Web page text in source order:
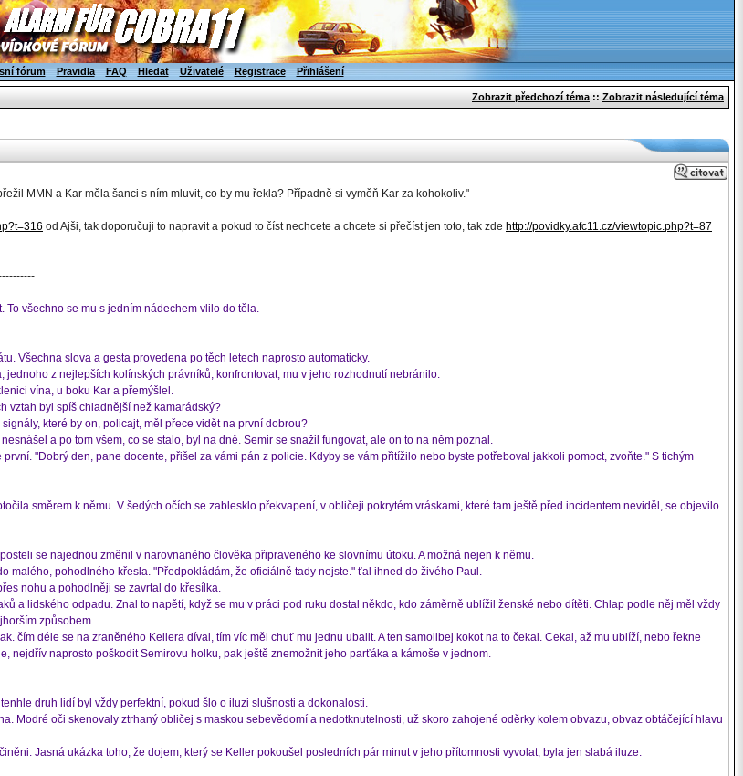
fórum Pravidla FAQ Hledat Uživatelé Registrace Přihlášení
Zobrazit předchozí téma :: Zobrazit následující téma
MMN a Kar měla šanci s ním mluvit, co by mu řekla? Případně si vyměň Kar za kohokoliv."
od Ajši, tak doporučuji to napravit a pokud to číst nechcete a chcete si přečíst jen toto, tak zde http://povidky.afc11.cz/viewtopic.php?t=87
To všechno se mu s jedním nádechem vlilo do těla.
Všechna slova a gesta provedena po těch letech naprosto automaticky.
z nejlepších kolínských právníků, konfrontovat, mu v jeho rozhodnutí nebránilo.
vína, u boku Kar a přemýšlel.
vztah byl spíš chladnější než kamarádský?
které by on, policajt, měl přece vidět na první dobrou?
a po tom všem, co se stalo, byl na dně. Semir se snažil fungovat, ale on to na něm poznal.
"Dobrý den, pane docente, přišel za vámi pán z policie. Kdyby se vám přitížilo nebo byste potřeboval jakkoli pomoct, zvoňte." S tichým
směrem k němu. V šedých očích se zablesklo překvapení, v obličeji pokrytém vráskami, které tam ještě před incidentem neviděl, se objevilo
se najednou změnil v narovnaného člověka připraveného ke slovnímu útoku. A možná nejen k němu.
malého, pohodlného křesla. "Předpokládám, že oficiálně tady nejste." ťal ihned do živého Paul.
nohu a pohodlněji se zavrtal do křesílka.
a lidského odpadu. Znal to napětí, když se mu v práci pod ruku dostal někdo, kdo záměrně ublížil ženské nebo dítěti. Chlap podle něj měl vždy
způsobem.
čím déle se na zraněného Kellera díval, tím víc měl chuť mu jednu ubalit. A ten samolibej kokot na to čekal. Cekal, až mu ublíží, nebo řekne
nejdřív naprosto poškodit Semirovu holku, pak ještě znemožnit jeho parťáka a kámoše v jednom.
druh lidí byl vždy perfektní, pokud šlo o iluzi slušnosti a dokonalosti.
Modré oči skenovaly ztrhaný obličej s maskou sebevědomí a nedotknutelnosti, už skoro zahojené oděrky kolem obvazu, obvaz obtáčející hlavu
Jasná ukázka toho, že dojem, který se Keller pokoušel posledních pár minut v jeho přítomnosti vyvolat, byla jen slabá iluze.